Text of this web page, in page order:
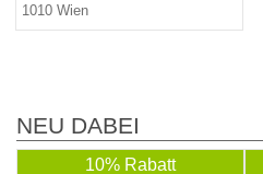
1010 Wien
NEU DABEI
10% Rabatt